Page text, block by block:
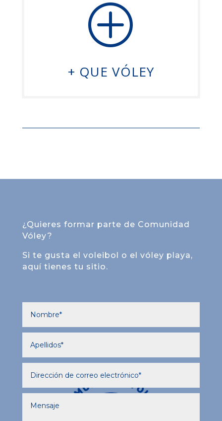
P
+ QUE VÓLEY
¿Quieres formar parte de Comunidad
Vóley?
Si te gusta el voleibol o el vóley playa,
aquí tienes tu sitio.